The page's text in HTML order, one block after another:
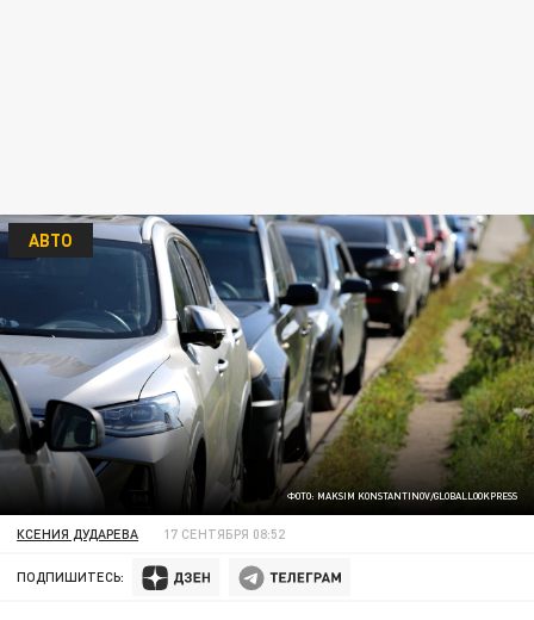
ФОТО: MAKSIM KONSTANTINOV/GLOBALLOOKPRESS
АВТО
КСЕНИЯ ДУДАРЕВА 17 СЕНТЯБРЯ 08:52
ПОДПИШИТЕСЬ: